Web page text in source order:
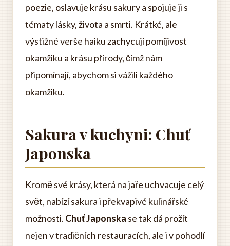
poezie, oslavuje krásu sakury a spojuje ji s
tématy lásky, života a smrti. Krátké, ale
výstižné verše haiku zachycují pomíjivost
okamžiku a krásu přírody, čímž nám
připomínají, abychom si vážili každého
okamžiku.
Sakura v kuchyni: Chuť
Japonska
Kromě své krásy, která na jaře uchvacuje celý
svět, nabízí sakura i překvapivé kulinářské
možnosti. Chuť Japonska se tak dá prožít
nejen v tradičních restauracích, ale i v pohodlí